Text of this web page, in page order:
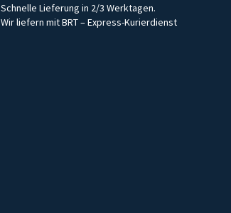
Schnelle Lieferung in 2/3 Werktagen.
Wir liefern mit BRT – Express-Kurierdienst